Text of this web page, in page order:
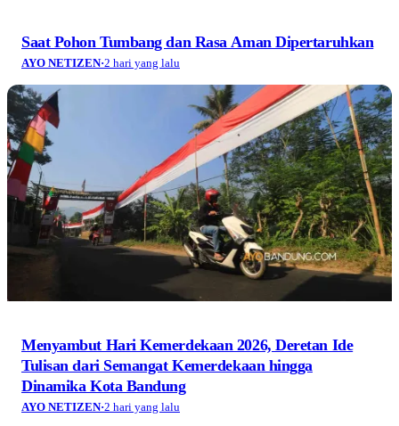
Saat Pohon Tumbang dan Rasa Aman Dipertaruhkan
AYO NETIZEN·2 hari yang lalu
Menyambut Hari Kemerdekaan 2026, Deretan Ide
Tulisan dari Semangat Kemerdekaan hingga
Dinamika Kota Bandung
AYO NETIZEN·2 hari yang lalu